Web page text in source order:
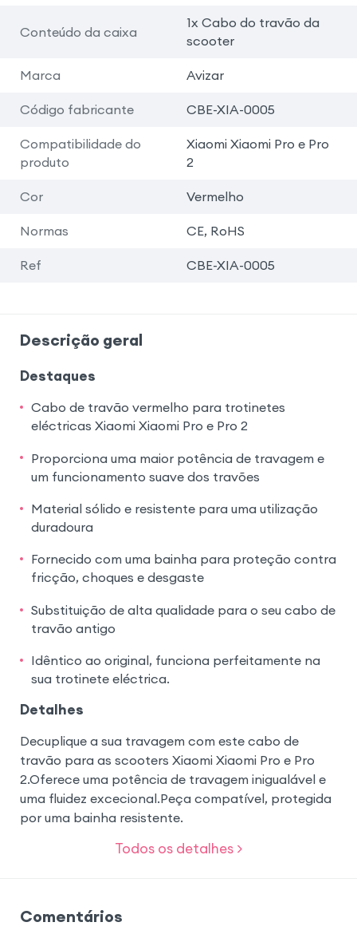
Conteúdo da caixa
1x Cabo do travão da
scooter
Marca Avizar
Código fabricante CBE-XIA-0005
Compatibilidade do
produto
Xiaomi Xiaomi Pro e Pro
2
Cor Vermelho
Normas CE, RoHS
Ref CBE-XIA-0005
Descrição geral
Destaques
Cabo de travão vermelho para trotinetes
eléctricas Xiaomi Xiaomi Pro e Pro 2
Proporciona uma maior potência de travagem e
um funcionamento suave dos travões
Material sólido e resistente para uma utilização
duradoura
Fornecido com uma bainha para proteção contra
fricção, choques e desgaste
Substituição de alta qualidade para o seu cabo de
travão antigo
Idêntico ao original, funciona perfeitamente na
sua trotinete eléctrica.
Detalhes
Decuplique a sua travagem com este cabo de
travão para as scooters Xiaomi Xiaomi Pro e Pro
2.Oferece uma potência de travagem inigualável e
uma fluidez excecional.Peça compatível, protegida
por uma bainha resistente.
Todos os detalhes >
Comentários